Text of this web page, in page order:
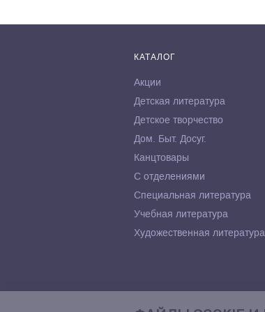
КАТАЛОГ
Акции
Детская литература
Детское творчество
Дом. Быт. Досуг.
Канцтовары
С отделениями
Специальная литература
Учебная литература
Художественная литература